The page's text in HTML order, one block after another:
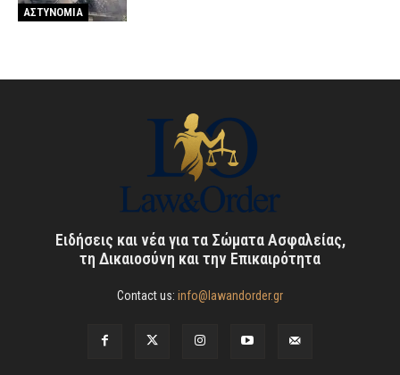
ΑΣΤΥΝΟΜΙΑ
Ειδήσεις και νέα για τα Σώματα Ασφαλείας,
τη Δικαιοσύνη και την Επικαιρότητα
Contact us: info@lawandorder.gr